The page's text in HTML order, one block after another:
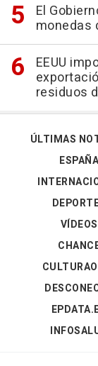
El
monedas
EEUU
residuos
ÚLTIMAS
ESPAÑA
VÍDEOS